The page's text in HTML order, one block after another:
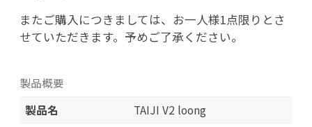
またご購入につきましては、お一人様1点限りとさ
せていただきます。予めご了承ください。
製品概要
製品名
TAIJI V2 loong